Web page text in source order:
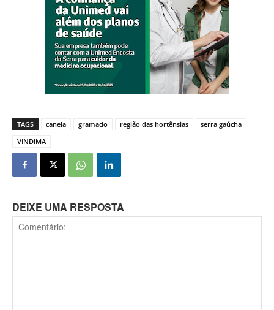
TAGS canela gramado região das hortênsias
serra gaúcha
VINDIMA
DEIXE UMA RESPOSTA